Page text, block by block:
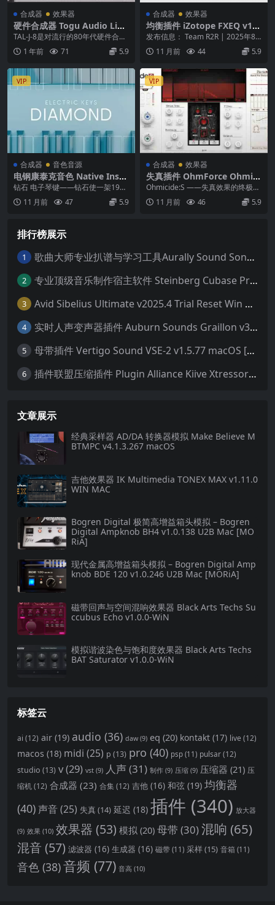
合成器 效果器
硬件合成器 Togu Audio Line
TAL-J-8 v2.0.0 WIN MAC
TAL-J-8是对流行的80年代硬件合成
器的非常精确的模拟，并根据我们
自己的木星...
1 年前 71 5.9
合成器 效果器
均衡插件 iZotope FXEQ v1.
0.0 WiN
发布信息： Team R2R | 2025年8
月5日 | 安装包大小：69.9 ...
11 月前 44 5.9
VIP
合成器 音色音源
电钢康泰克音色 Native Instr
uments Electric Keys Diam
ond 1.1.1 KONTAKT
钻石 电子琴键——钻石使一架1967
年非常罕见的原创电子钢琴永垂不
朽。除了闪亮的...
11 月前 47 5.9
VIP
合成器 效果器
失真插件 OhmForce Ohmici
de[S] v1.0.0 U2B macOS-G
UISEPPE
Ohmicide:S ——失真效果的终极图
书馆 The Grand Librar...
11 月前 46 5.9
排行榜展示
1 歌曲大师专业扒谱与学习工具Aurally Sound Song Master PRO v2.7.04 WiN
2 专业顶级音乐制作宿主软件 Steinberg Cubase Pro 14 v14.0.32 VR/R2R 原厂音源内含安装教程 [WiN MAC]（80GB+）
3 Avid Sibelius Ultimate v2025.4 Trial Reset Win 无限试用版 乐谱软件 西贝柳斯 MAC含音色库25G
4 实时人声变声器插件 Auburn Sounds Graillon v3.1.1 macOS
5 母带插件 Vertigo Sound VSE-2 v1.5.77 macOS [HCiSO]
6 插件联盟压缩插件 Plugin Alliance Kiive Xtressor v1.0.1 WIN MAC
文章展示
经典采样器 AD/DA 转换器模拟 Make Believe M
BTMPC v4.1.3.267 macOS
吉他效果器 IK Multimedia TONEX MAX v1.11.0
WIN MAC
Bogren Digital 极简高增益箱头模拟 – Bogren
Digital Ampknob BH4 v1.0.138 U2B Mac [MO
RiA]
现代金属高增益箱头模拟 – Bogren Digital Amp
knob BDE 120 v1.0.246 U2B Mac [MORiA]
磁带回声与空间混响效果器 Black Arts Techs Su
ccubus Echo v1.0.0-WiN
模拟谐波染色与饱和度效果器 Black Arts Techs
BAT Saturator v1.0.0-WiN
标签云
ai (12) air (19) audio (36) daw (9) eq (20) kontakt (17) live (12)
macos (18) midi (25) p (13) pro (40) psp (11) pulsar(12)
studio (13) v(29) vst (9) 人声(31) 制作 (9) 压缩 (9) 压缩器 (21) 压
缩机(12) 合成器 (23) 合集(12) 吉他 (16) 和弦 (19) 均衡器
(40) 声音(25) 失真(14) 延迟 (18) 插件 (340) 放大器
(9) 效果 (10) 效果器 (53) 模拟 (20) 母带 (30)混响 (65)
混音 (57) 滤波器 (16) 生成器 (16) 磁带 (11) 采样(15) 音箱 (11)
音色 (38)音频 (77) 音高 (10)